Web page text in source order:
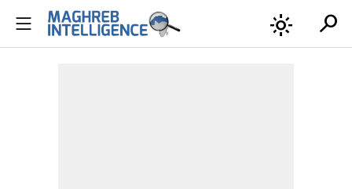
light_mode search